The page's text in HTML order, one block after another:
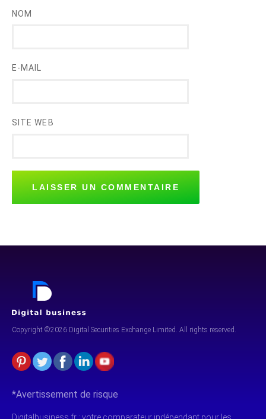
NOM
E-MAIL
SITE WEB
Copyright ©2026 Digital Securities Exchange Limited. All rights reserved.
*Avertissement de risque